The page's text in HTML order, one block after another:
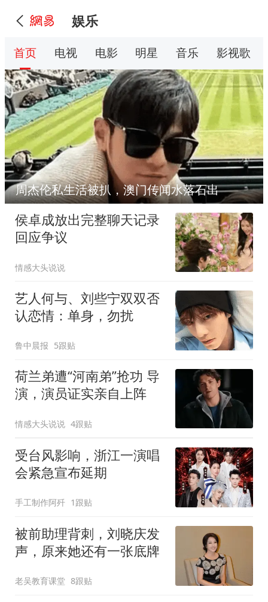
娱乐
首页 电视 电影 明星 音乐 影视歌
周杰伦私生活被扒，澳门传闻水落石出
侯卓成放出完整聊天记录
回应争议
情感大头说说
艺人何与、刘些宁双双否
认恋情：单身，勿扰
鲁中晨报 5跟贴
荷兰弟遭“河南弟”抢功 导
演，演员证实亲自上阵
情感大头说说 4跟贴
受台风影响，浙江一演唱
会紧急宣布延期
手工制作阿歼 1跟贴
被前助理背刺，刘晓庆发
声，原来她还有一张底牌
老吴教育课堂 8跟贴